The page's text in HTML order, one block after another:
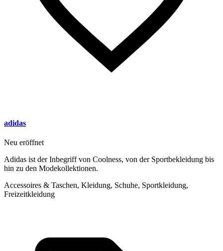
adidas
Neu eröffnet
Adidas ist der Inbegriff von Coolness, von der Sportbekleidung bis
hin zu den Modekollektionen.
Accessoires & Taschen, Kleidung, Schuhe, Sportkleidung,
Freizeitkleidung